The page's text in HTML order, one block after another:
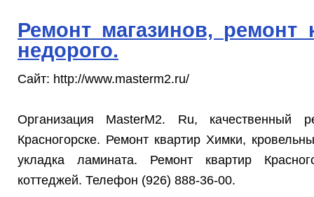
Ремонт магазинов, ремонт
недорого.
Сайт: http://www.masterm2.ru/
Организация MasterM2. Ru,
Красногорске. Ремонт квартир Химки,
укладка ламината. Ремонт квартир
коттеджей. Телефон (926) 888-36-00.